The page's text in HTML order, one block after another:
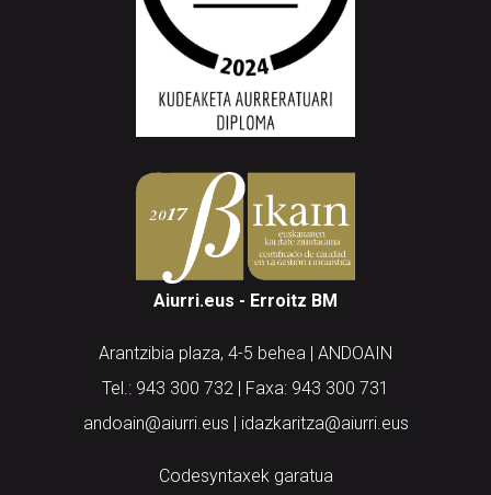
Aiurri.eus - Erroitz BM
Arantzibia plaza, 4-5 behea | ANDOAIN
Tel.: 943 300 732 | Faxa: 943 300 731
andoain@aiurri.eus | idazkaritza@aiurri.eus
Codesyntaxek garatua